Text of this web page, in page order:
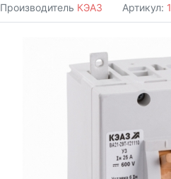
Производитель КЭАЗ Артикул: